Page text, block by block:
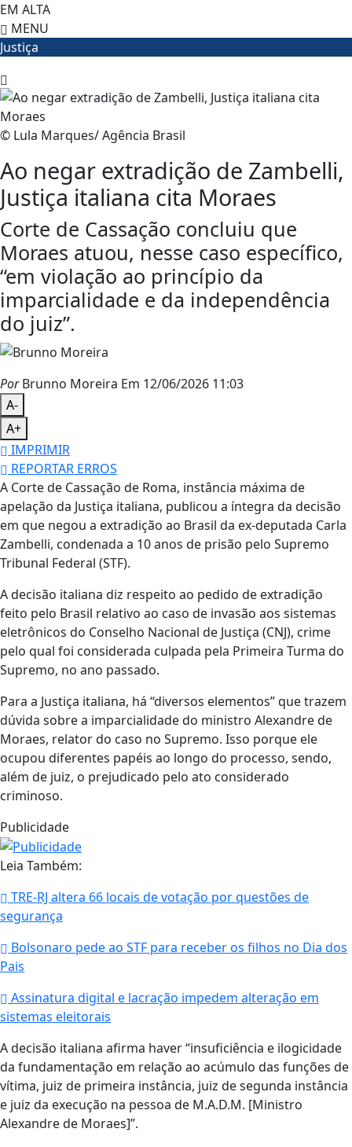
EM ALTA
MENU
Justiça
© Lula Marques/ Agência Brasil
Ao negar extradição de Zambelli,
Justiça italiana cita Moraes
Corte de Cassação concluiu que
Moraes atuou, nesse caso específico,
“em violação ao princípio da
imparcialidade e da independência
do juiz”.
PorBrunno Moreira Em 12/06/2026 11:03
A-
A+
IMPRIMIR
REPORTAR ERROS
A Corte de Cassação de Roma, instância máxima de
apelação da Justiça italiana, publicou a íntegra da decisão
em que negou a extradição ao Brasil da ex-deputada Carla
Zambelli, condenada a 10 anos de prisão pelo Supremo
Tribunal Federal (STF).
A decisão italiana diz respeito ao pedido de extradição
feito pelo Brasil relativo ao caso de invasão aos sistemas
eletrônicos do Conselho Nacional de Justiça (CNJ), crime
pelo qual foi considerada culpada pela Primeira Turma do
Supremo, no ano passado.
Para a Justiça italiana, há “diversos elementos” que trazem
dúvida sobre a imparcialidade do ministro Alexandre de
Moraes, relator do caso no Supremo. Isso porque ele
ocupou diferentes papéis ao longo do processo, sendo,
além de juiz, o prejudicado pelo ato considerado
criminoso.
Publicidade
Leia Também:
TRE-RJ altera 66 locais de votação por questões de
segurança
Bolsonaro pede ao STF para receber os filhos no Dia dos
Pais
Assinatura digital e lacração impedem alteração em
sistemas eleitorais
A decisão italiana afirma haver “insuficiência e ilogicidade
da fundamentação em relação ao acúmulo das funções de
vítima, juiz de primeira instância, juiz de segunda instância
e juiz da execução na pessoa de M.A.D.M. [Ministro
Alexandre de Moraes]”.